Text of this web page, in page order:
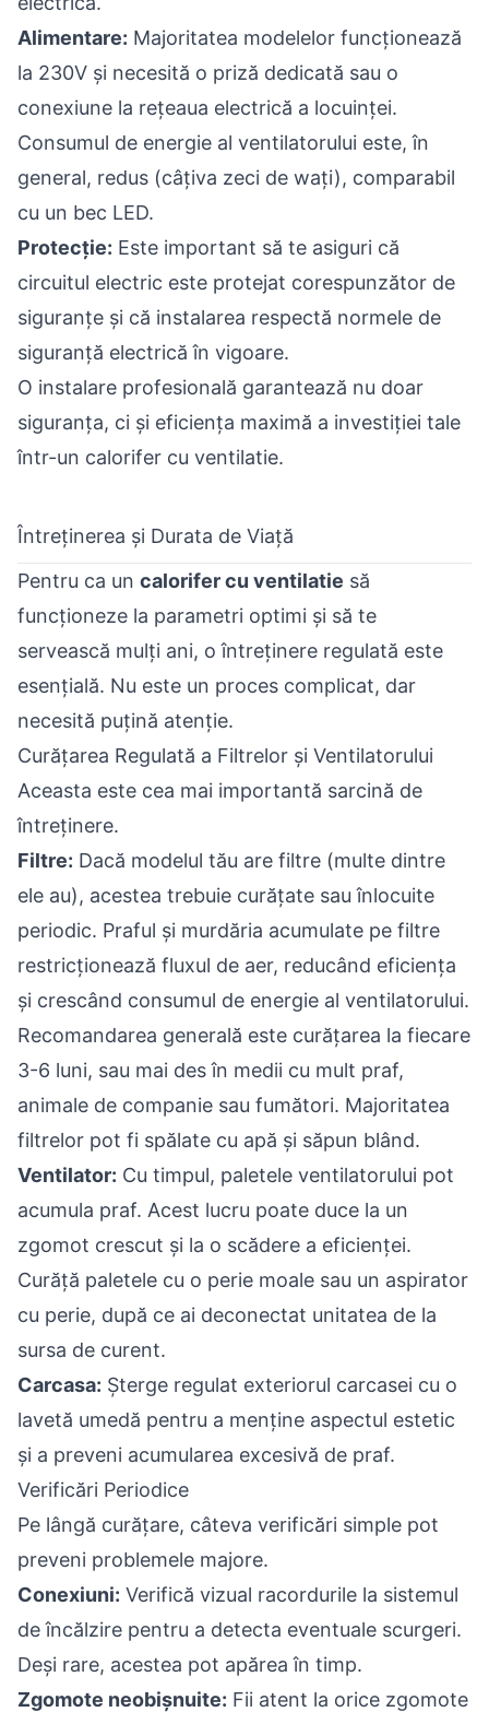
Alimentare: Majoritatea modelelor funcționează
la 230V și necesită o priză dedicată sau o
conexiune la rețeaua electrică a locuinței.
Consumul de energie al ventilatorului este, în
general, redus (câțiva zeci de wați), comparabil
cu un bec LED.
Protecție: Este important să te asiguri că
circuitul electric este protejat corespunzător de
siguranțe și că instalarea respectă normele de
siguranță electrică în vigoare.
O instalare profesională garantează nu doar
siguranța, ci și eficiența maximă a investiției tale
într-un calorifer cu ventilatie.
Întreținerea și Durata de Viață
Pentru ca un calorifer cu ventilatie să
funcționeze la parametri optimi și să te
servească mulți ani, o întreținere regulată este
esențială. Nu este un proces complicat, dar
necesită puțină atenție.
Curățarea Regulată a Filtrelor și Ventilatorului
Aceasta este cea mai importantă sarcină de
întreținere.
Filtre: Dacă modelul tău are filtre (multe dintre
ele au), acestea trebuie curățate sau înlocuite
periodic. Praful și murdăria acumulate pe filtre
restricționează fluxul de aer, reducând eficiența
și crescând consumul de energie al ventilatorului.
Recomandarea generală este curățarea la fiecare
3-6 luni, sau mai des în medii cu mult praf,
animale de companie sau fumători. Majoritatea
filtrelor pot fi spălate cu apă și săpun blând.
Ventilator: Cu timpul, paletele ventilatorului pot
acumula praf. Acest lucru poate duce la un
zgomot crescut și la o scădere a eficienței.
Curăță paletele cu o perie moale sau un aspirator
cu perie, după ce ai deconectat unitatea de la
sursa de curent.
Carcasa: Șterge regulat exteriorul carcasei cu o
lavetă umedă pentru a menține aspectul estetic
și a preveni acumularea excesivă de praf.
Verificări Periodice
Pe lângă curățare, câteva verificări simple pot
preveni problemele majore.
Conexiuni: Verifică vizual racordurile la sistemul
de încălzire pentru a detecta eventuale scurgeri.
Deși rare, acestea pot apărea în timp.
Zgomote neobișnuite: Fii atent la orice zgomote